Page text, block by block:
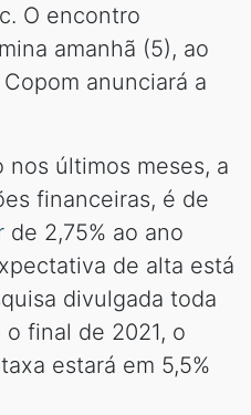
O encontro
amanhã (5), ao
anunciará a
nos últimos meses, a
financeiras, é de
de 2,75% ao ano
de alta está
divulgada toda
o final de 2021, o
estará em 5,5%